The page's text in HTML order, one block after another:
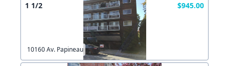
1 1/2 $945.00
10160 Av. Papineau